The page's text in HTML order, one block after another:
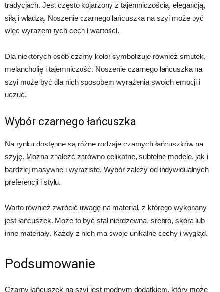
tradycjach. Jest często kojarzony z tajemniczością, elegancją,
siłą i władzą. Noszenie czarnego łańcuszka na szyi może być
więc wyrazem tych cech i wartości.
Dla niektórych osób czarny kolor symbolizuje również smutek,
melancholię i tajemniczość. Noszenie czarnego łańcuszka na
szyi może być dla nich sposobem wyrażenia swoich emocji i
uczuć.
Wybór czarnego łańcuszka
Na rynku dostępne są różne rodzaje czarnych łańcuszków na
szyję. Można znaleźć zarówno delikatne, subtelne modele, jak i
bardziej masywne i wyraziste. Wybór zależy od indywidualnych
preferencji i stylu.
Warto również zwrócić uwagę na materiał, z którego wykonany
jest łańcuszek. Może to być stal nierdzewna, srebro, skóra lub
inne materiały. Każdy z nich ma swoje unikalne cechy i wygląd.
Podsumowanie
Czarny łańcuszek na szyi jest modnym dodatkiem, który może